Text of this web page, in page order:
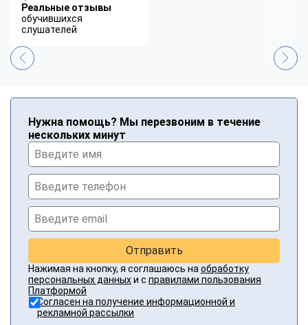
Реальные отзывы
обучившихся
слушателей
Нужна помощь? Мы перезвоним в течение
нескольких минут
Отправить
Нажимая на кнопку, я соглашаюсь на обработку
персональных данныхи с правилами пользования
Платформой
Согласен на получение информационной и
рекламной рассылки